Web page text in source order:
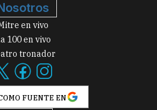
en vivo
100 en vivo
tronador
FUENTE EN